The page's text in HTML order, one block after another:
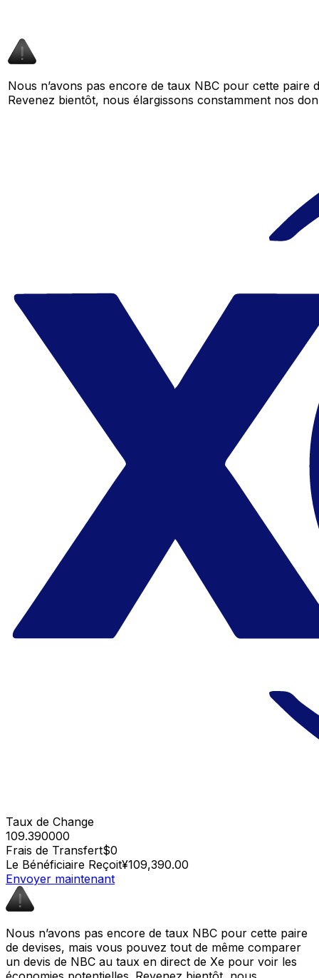
Nous n’avons pas encore de taux NBC pour cette
Revenez bientôt, nous élargissons constamment nos
Taux de Change
109.390000
Frais de Transfert$0
Le Bénéficiaire Reçoit¥109,390.00
Envoyer maintenant
Nous n’avons pas encore de taux NBC pour cette paire
de devises, mais vous pouvez tout de même comparer
un devis de NBC au taux en direct de Xe pour voir les